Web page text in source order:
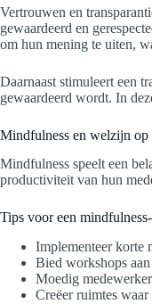
Vertrouwen en
gewaardeerd en
om hun mening te uiten,
Daarnaast stimuleert een
gewaardeerd wordt. In
Mindfulness en welzijn
Mindfulness speelt een
productiviteit van hun
Tips voor een
Implementeer korte
Bied workshops
Moedig
Creëer ruimtes